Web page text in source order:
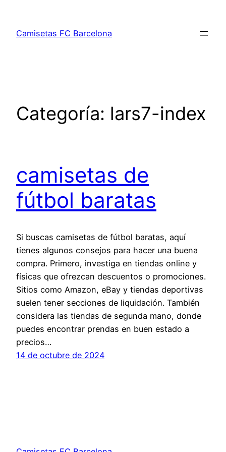
contenido
Camisetas FC Barcelona
Categoría: lars7-index
camisetas de
fútbol baratas
Si buscas camisetas de fútbol baratas, aquí
tienes algunos consejos para hacer una buena
compra. Primero, investiga en tiendas online y
físicas que ofrezcan descuentos o promociones.
Sitios como Amazon, eBay y tiendas deportivas
suelen tener secciones de liquidación. También
considera las tiendas de segunda mano, donde
puedes encontrar prendas en buen estado a
precios…
14 de octubre de 2024